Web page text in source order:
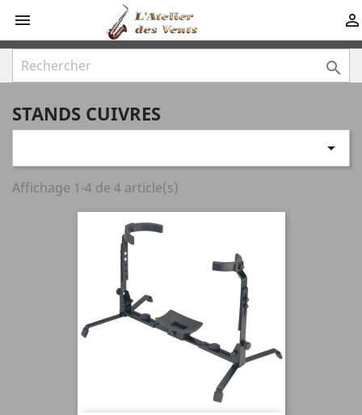
 

STANDS CUIVRES

Affichage 1-4 de 4 article(s)